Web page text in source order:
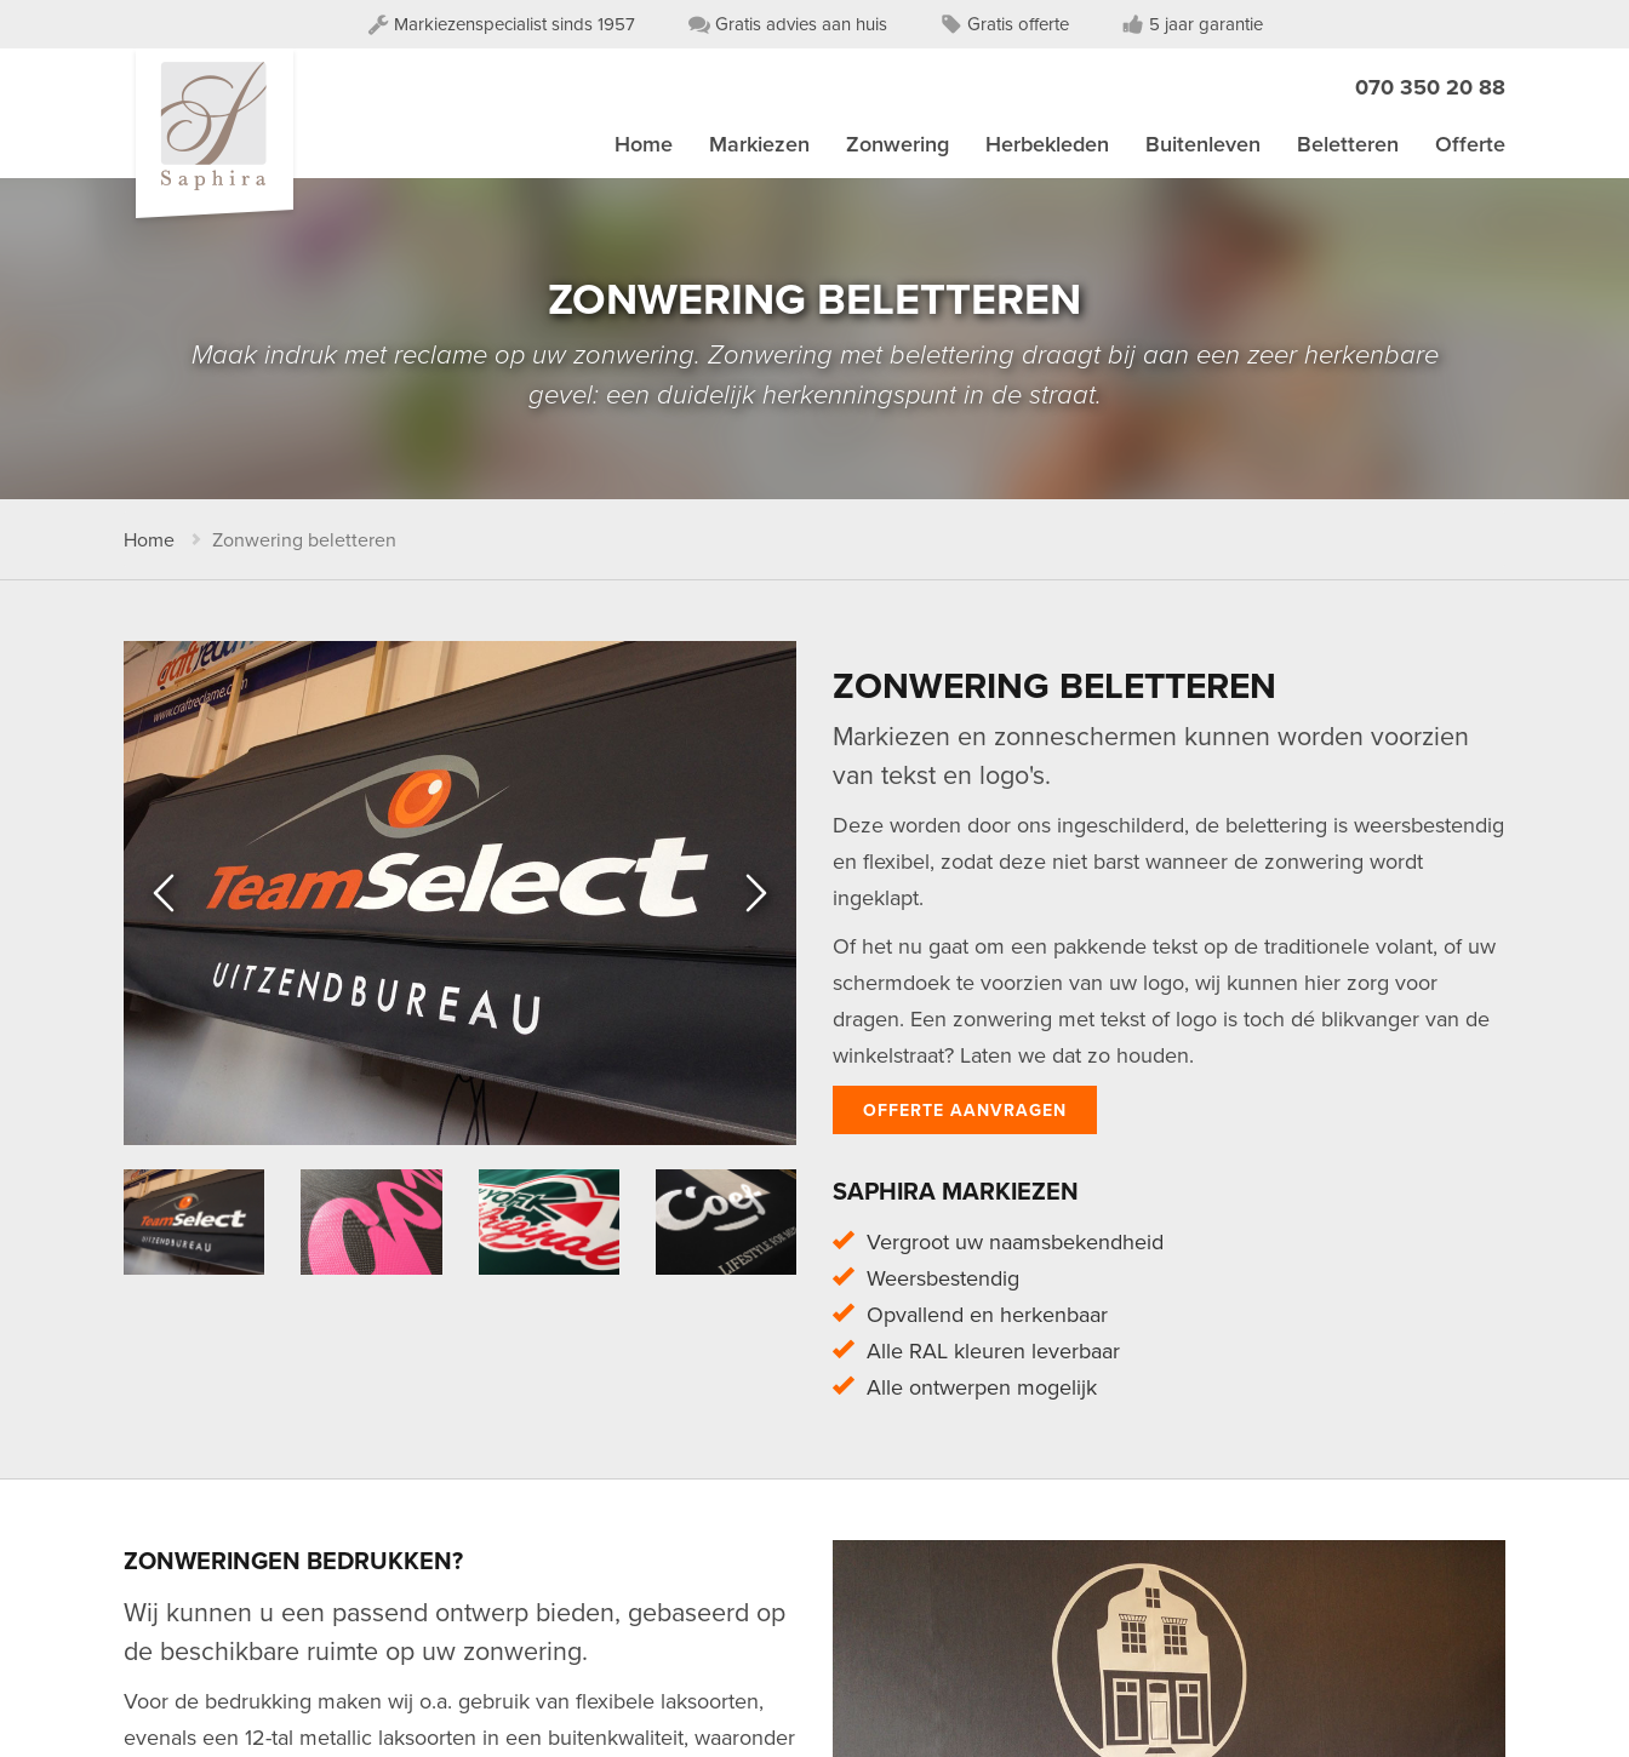
Markiezenspecialist sinds 1957 Gratis advies aan huis Gratis offerte 5 jaar garantie
070 350 20 88
Home Markiezen Zonwering Herbekleden Buitenleven Beletteren Offerte
ZONWERING BELETTEREN
Maak indruk met reclame op uw zonwering. Zonwering met belettering draagt bij aan een zeer herkenbare
gevel: een duidelijk herkenningspunt in de straat.
Home Zonwering beletteren
ZONWERING BELETTEREN
Markiezen en zonneschermen kunnen worden voorzien
van tekst en logo's.
Deze worden door ons ingeschilderd, de belettering is weersbestendig
en flexibel, zodat deze niet barst wanneer de zonwering wordt
ingeklapt.
Of het nu gaat om een pakkende tekst op de traditionele volant, of uw
schermdoek te voorzien van uw logo, wij kunnen hier zorg voor
dragen. Een zonwering met tekst of logo is toch dé blikvanger van de
winkelstraat? Laten we dat zo houden.
OFFERTE AANVRAGEN
SAPHIRA MARKIEZEN
Vergroot uw naamsbekendheid
Weersbestendig
Opvallend en herkenbaar
Alle RAL kleuren leverbaar
Alle ontwerpen mogelijk
ZONWERINGEN BEDRUKKEN?
Wij kunnen u een passend ontwerp bieden, gebaseerd op
de beschikbare ruimte op uw zonwering.
Voor de bedrukking maken wij o.a. gebruik van flexibele laksoorten,
evenals een 12-tal metallic laksoorten in een buitenkwaliteit, waaronder